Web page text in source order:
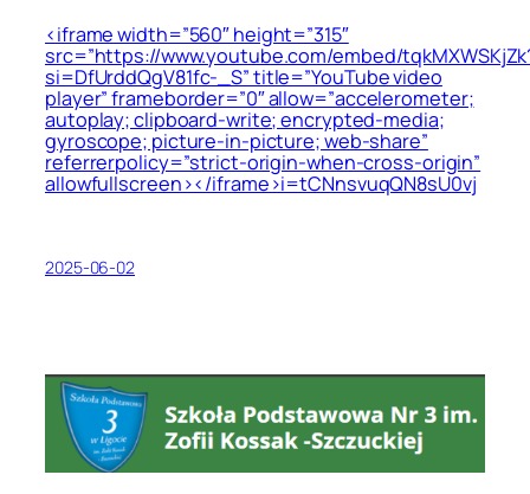
<iframe width=”560″ height=”315″
src=”https://www.youtube.com/embed/
si=DfUrddQgV81fc-_S” title=”YouTube video
player” frameborder=”0″ allow=”accelerometer;
autoplay; clipboard-write; encrypted-media;
gyroscope; picture-in-picture; web-share”
referrerpolicy=”strict-origin-when-cross-origin”
allowfullscreen></iframe>i=tCNnsvuqQN8sU0vj
2025-06-02